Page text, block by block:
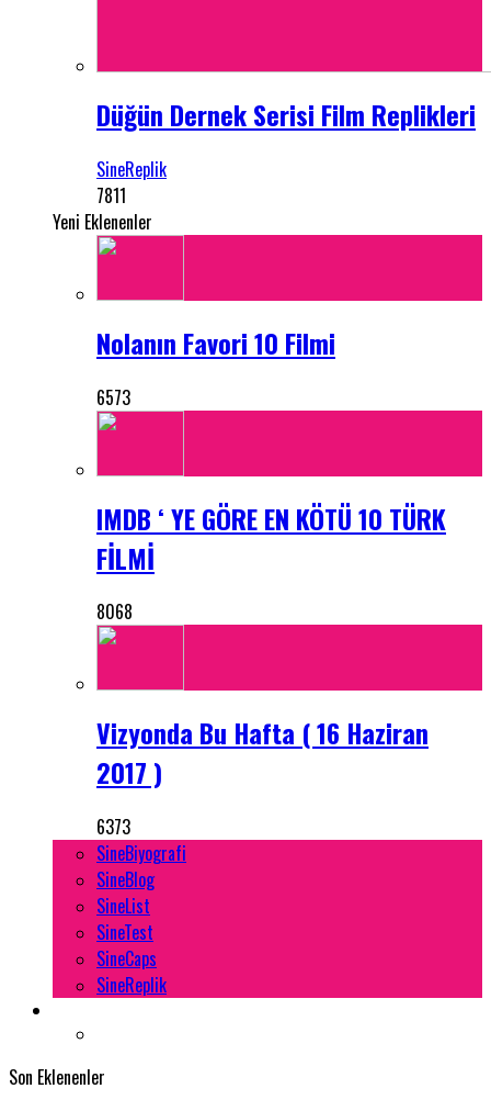
Düğün Dernek Serisi Film Replikleri
SineReplik
7811
Yeni Eklenenler
Nolanın Favori 10 Filmi
6573
IMDB ‘ YE GÖRE EN KÖTÜ 10 TÜRK
FİLMİ
8068
Vizyonda Bu Hafta ( 16 Haziran
2017 )
6373
SineBiyografi
SineBlog
SineList
SineTest
SineCaps
SineReplik
Son Eklenenler